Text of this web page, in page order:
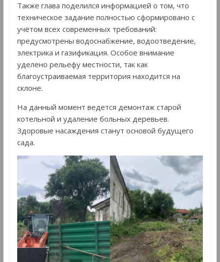
Также глава поделился информацией о том, что
техническое задание полностью сформировано с
учётом всех современных требований:
предусмотрены водоснабжение, водоотведение,
электрика и газификация. Особое внимание
уделено рельефу местности, так как
благоустраиваемая территория находится на
склоне.
На данный момент ведется демонтаж старой
котельной и удаление больных деревьев.
Здоровые насаждения станут основой будущего
сада.